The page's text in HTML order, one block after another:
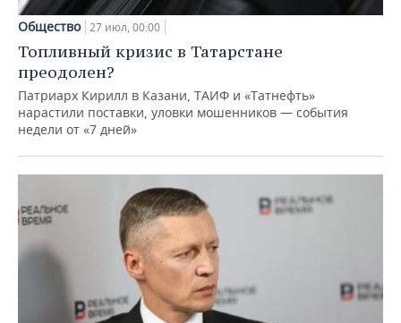
Общество 27 июл, 00:00
Топливный кризис в Татарстане
преодолен?
Патриарх Кирилл в Казани, ТАИФ и «Татнефть»
нарастили поставки, уловки мошенников — события
недели от «7 дней»